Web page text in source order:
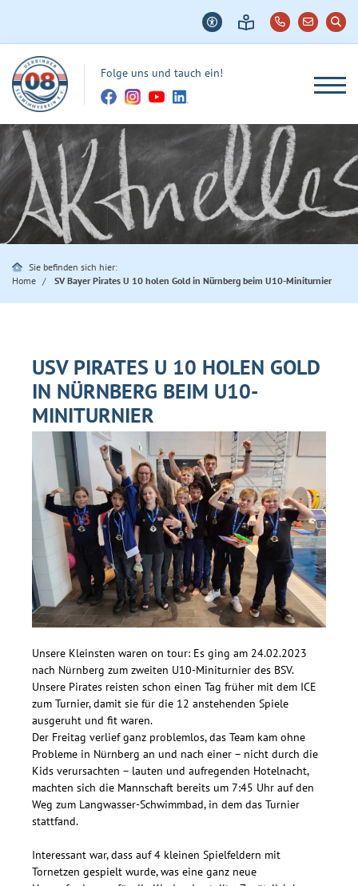
Folge uns und tauch ein!
Sie befinden sich hier:
Home
SV Bayer Pirates U 10 holen Gold in Nürnberg beim U10-Miniturnier
USV PIRATES U 10 HOLEN GOLD
IN NÜRNBERG BEIM U10-
MINITURNIER
Unsere Kleinsten waren on tour: Es ging am 24.02.2023
nach Nürnberg zum zweiten U10-Miniturnier des BSV.
Unsere Pirates reisten schon einen Tag früher mit dem ICE
zum Turnier, damit sie für die 12 anstehenden Spiele
ausgeruht und fit waren.
Der Freitag verlief ganz problemlos, das Team kam ohne
Probleme in Nürnberg an und nach einer – nicht durch die
Kids verursachten – lauten und aufregenden Hotelnacht,
machten sich die Mannschaft bereits um 7:45 Uhr auf den
Weg zum Langwasser-Schwimmbad, in dem das Turnier
stattfand.
Interessant war, dass auf 4 kleinen Spielfeldern mit
Tornetzen gespielt wurde, was eine ganz neue